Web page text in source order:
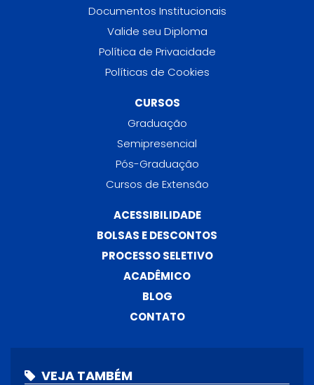
Documentos Institucionais
Valide seu Diploma
Política de Privacidade
Políticas de Cookies
CURSOS
Graduação
Semipresencial
Pós-Graduação
Cursos de Extensão
ACESSIBILIDADE
BOLSAS E DESCONTOS
PROCESSO SELETIVO
ACADÊMICO
BLOG
CONTATO
VEJA TAMBÉM